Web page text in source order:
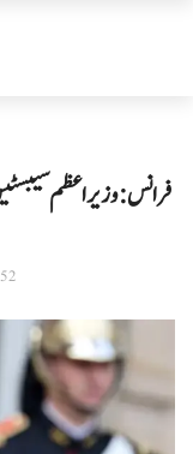
فرانس: وزیر اعظم